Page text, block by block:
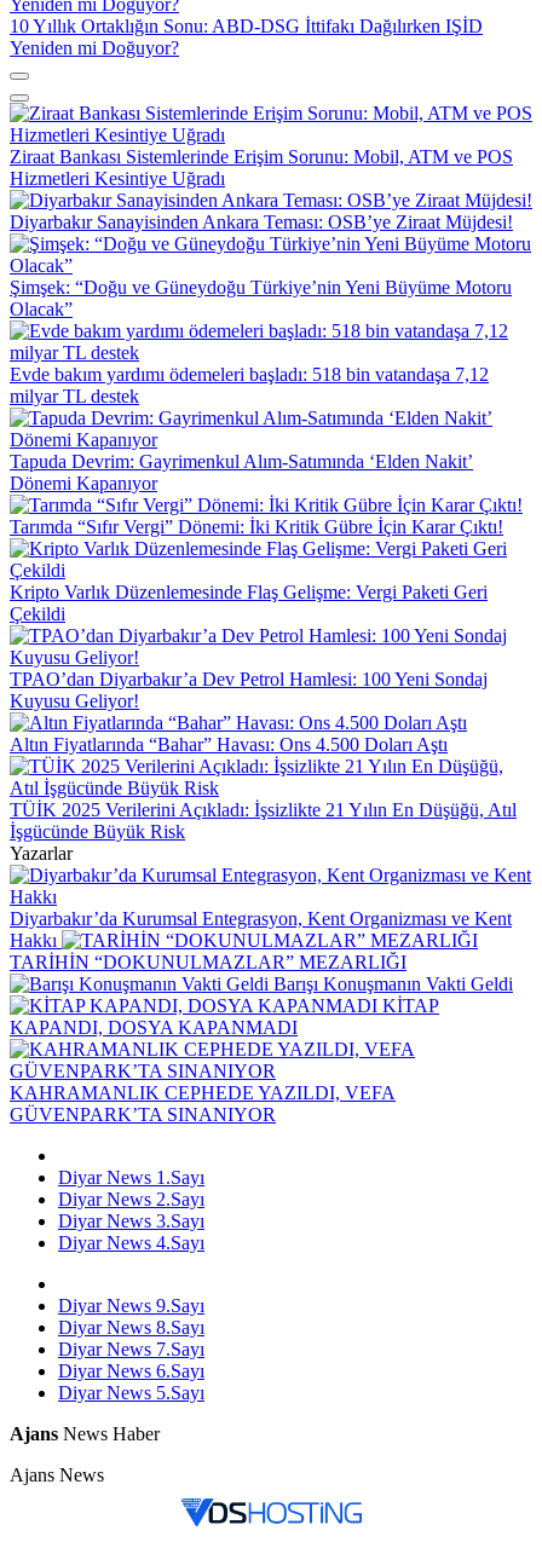
10 Yıllık Ortaklığın Sonu: ABD-DSG İttifakı Dağılırken IŞİD
Yeniden mi Doğuyor?
Ziraat Bankası Sistemlerinde Erişim Sorunu: Mobil, ATM ve POS
Hizmetleri Kesintiye Uğradı
Diyarbakır Sanayisinden Ankara Teması: OSB’ye Ziraat Müjdesi!
Şimşek: “Doğu ve Güneydoğu Türkiye’nin Yeni Büyüme Motoru
Olacak”
Evde bakım yardımı ödemeleri başladı: 518 bin vatandaşa 7,12
milyar TL destek
Tapuda Devrim: Gayrimenkul Alım-Satımında ‘Elden Nakit’
Dönemi Kapanıyor
Tarımda “Sıfır Vergi” Dönemi: İki Kritik Gübre İçin Karar Çıktı!
Kripto Varlık Düzenlemesinde Flaş Gelişme: Vergi Paketi Geri
Çekildi
TPAO’dan Diyarbakır’a Dev Petrol Hamlesi: 100 Yeni Sondaj
Kuyusu Geliyor!
Altın Fiyatlarında “Bahar” Havası: Ons 4.500 Doları Aştı
TÜİK 2025 Verilerini Açıkladı: İşsizlikte 21 Yılın En Düşüğü, Atıl
İşgücünde Büyük Risk
Yazarlar
Diyarbakır’da Kurumsal Entegrasyon, Kent Organizması ve Kent
Hakkı
TARİHİN “DOKUNULMAZLAR” MEZARLIĞI
Barışı Konuşmanın Vakti Geldi
KİTAP
KAPANDI, DOSYA KAPANMADI
KAHRAMANLIK CEPHEDE YAZILDI, VEFA
GÜVENPARK’TA SINANIYOR
Diyar News 1.Sayı
Diyar News 2.Sayı
Diyar News 3.Sayı
Diyar News 4.Sayı
Diyar News 9.Sayı
Diyar News 8.Sayı
Diyar News 7.Sayı
Diyar News 6.Sayı
Diyar News 5.Sayı
Ajans News Haber
Ajans News